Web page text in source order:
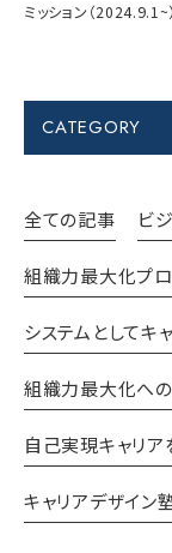
ミッション（
CATEGORY
全ての記事 ビ
組織力最大化プ
システムとしてキ
組織力最大化への
自己実現キャリア
キャリアデザイン